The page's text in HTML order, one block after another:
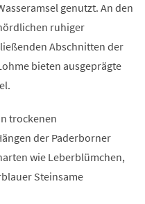
genutzt. An den
ruhiger
Abschnitten der
bieten ausgeprägte
trockenen
der Paderborner
wie Leberblümchen,
Steinsame